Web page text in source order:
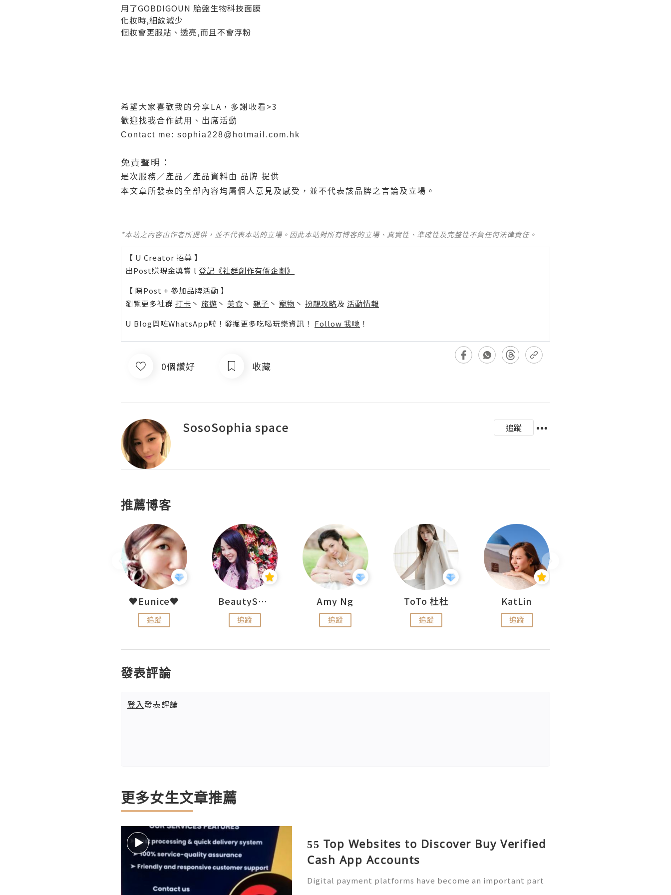
用了GOBDIGOUN 胎盤生物科技面膜
化妝時,細紋減少
個妝會更服貼、透亮,而且不會浮粉
希望大家喜歡我的分享LA，多謝收看>3
歡迎找我合作試用、出席活動
Contact me: sophia228@hotmail.com.hk
免責聲明：
是次服務／產品／產品資料由 品牌 提供
本文章所發表的全部內容均屬個人意見及感受，並不代表該品牌之言論及立場。
*本站之內容由作者所提供，並不代表本站的立場。因此本站對所有博客的立場、真實性、準確性及完整性不負任何法律責任。
【 U Creator 招募 】
出Post賺現金獎賞 l 登記《社群創作有價企劃》
【 睇Post + 參加品牌活動 】
瀏覽更多社群 打卡 丶 旅遊 丶 美食 丶 親子 丶 寵物 丶 扮靚攻略及 活動情報
U Blog開咗WhatsApp啦！發掘更多吃喝玩樂資訊！ Follow 我哋 ！
0個讚好 收藏
SosoSophia space 追蹤
推薦博客
♥Eunice♥
追蹤
BeautySearch
追蹤
Amy Ng
追蹤
ToTo 杜杜
追蹤
KatLin
追蹤
發表評論
登入發表評論
更多女生文章推薦
55 Top Websites to Discover Buy Verified
Cash App Accounts
Digital payment platforms have become an important part